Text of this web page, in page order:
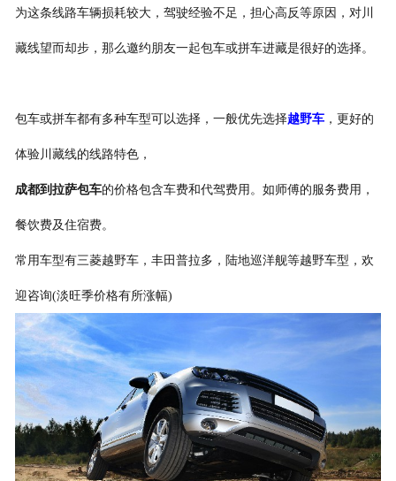
为这条线路车辆损耗较大，驾驶经验不足，担心高反等原因，对川
藏线望而却步，那么邀约朋友一起包车或拼车进藏是很好的选择。
包车或拼车都有多种车型可以选择，一般优先选择越野车，更好的
体验川藏线的线路特色，
成都到拉萨包车的价格包含车费和代驾费用。如师傅的服务费用，
餐饮费及住宿费。
常用车型有三菱越野车，丰田普拉多，陆地巡洋舰等越野车型，欢
迎咨询(淡旺季价格有所涨幅)